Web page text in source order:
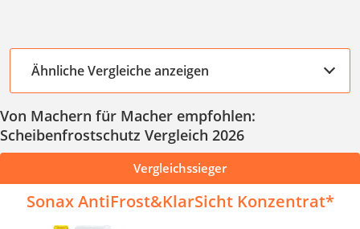
Ähnliche Vergleiche anzeigen
Von Machern für Macher empfohlen:
Scheibenfrostschutz Vergleich 2026
Vergleichssieger
Sonax AntiFrost&KlarSicht Konzentrat